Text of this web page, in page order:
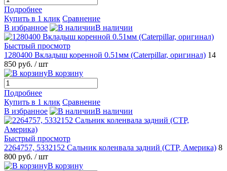
Подробнее
Купить в 1 клик Сравнение
В избранное
В наличии
Быстрый просмотр
1280400 Вкладыш коренной 0.51мм (Caterpillar, оригинал) 14
850 руб. / шт
В корзину
Подробнее
Купить в 1 клик Сравнение
В избранное
В наличии
Быстрый просмотр
2264757, 5332152 Сальник коленвала задний (CTP, Америка) 8
800 руб. / шт
В корзину